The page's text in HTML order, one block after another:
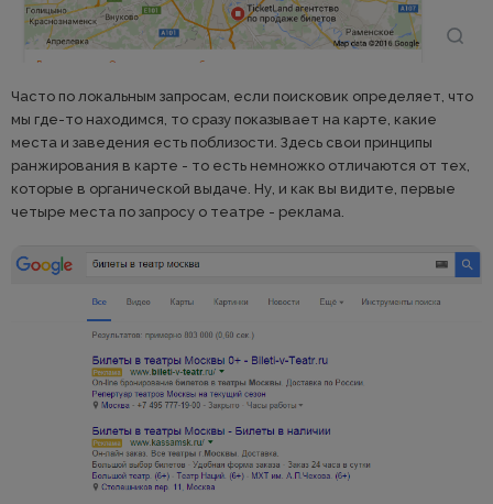
Часто по локальным запросам, если поисковик определяет, что
мы где-то находимся, то сразу показывает на карте, какие
места и заведения есть поблизости. Здесь свои принципы
ранжирования в карте - то есть немножко отличаются от тех,
которые в органической выдаче. Ну, и как вы видите, первые
четыре места по запросу о театре - реклама.